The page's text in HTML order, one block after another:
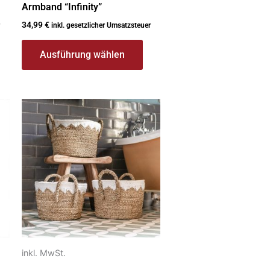
Armband “Infinity”
34,99€ inkl. gesetzlicher Umsatzsteuer
Ausführung wählen
inkl. MwSt.
Dieses
Produkt
weist
mehrere
Varianten
auf.
Die
Optionen
können
auf